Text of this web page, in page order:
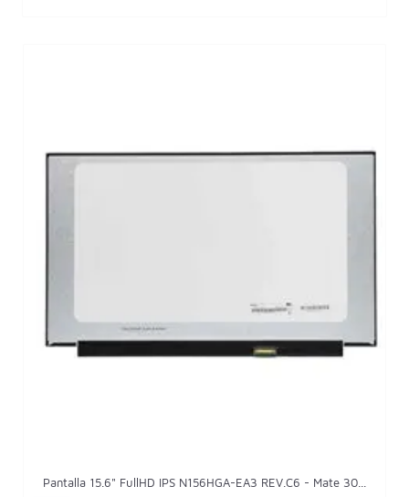
Pantalla 15.6" FullHD IPS N156HGA-EA3 REV.C6 - Mate 30...